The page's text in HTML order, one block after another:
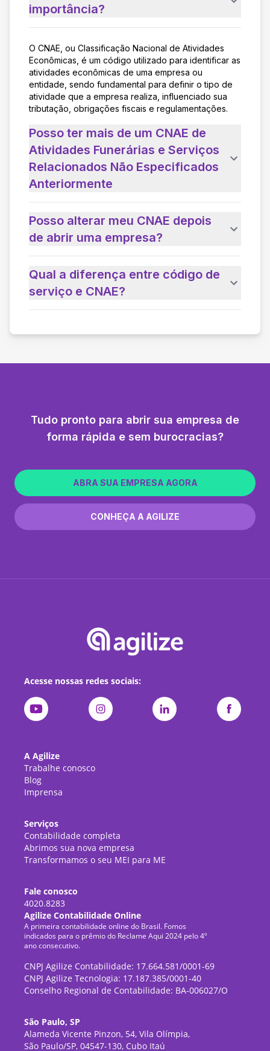
importância?
O CNAE, ou Classificação Nacional de Atividades
Econômicas, é um código utilizado para identificar as
atividades econômicas de uma empresa ou
entidade, sendo fundamental para definir o tipo de
atividade que a empresa realiza, influenciado sua
tributação, obrigações fiscais e regulamentações.
Posso ter mais de um CNAE de
Atividades Funerárias e Serviços
Relacionados Não Especificados
Anteriormente
Posso alterar meu CNAE depois
de abrir uma empresa?
Qual a diferença entre código de
serviço e CNAE?
Tudo pronto para abrir sua empresa de
forma rápida e sem burocracias?
ABRA SUA EMPRESA AGORA
CONHEÇA A AGILIZE
Acesse nossas redes sociais:
A Agilize
Trabalhe conosco
Blog
Imprensa
Serviços
Contabilidade completa
Abrimos sua nova empresa
Transformamos o seu MEI para ME
Fale conosco
4020.8283
Agilize Contabilidade Online
A primeira contabilidade online do Brasil. Fomos
indicados para o prêmio do Reclame Aqui 2024 pelo 4º
ano consecutivo.
CNPJ Agilize Contabilidade: 17.664.581/0001-69
CNPJ Agilize Tecnologia: 17.187.385/0001-40
Conselho Regional de Contabilidade: BA-006027/O
São Paulo, SP
Alameda Vicente Pinzon, 54, Vila Olímpia,
São Paulo/SP, 04547-130, Cubo Itaú